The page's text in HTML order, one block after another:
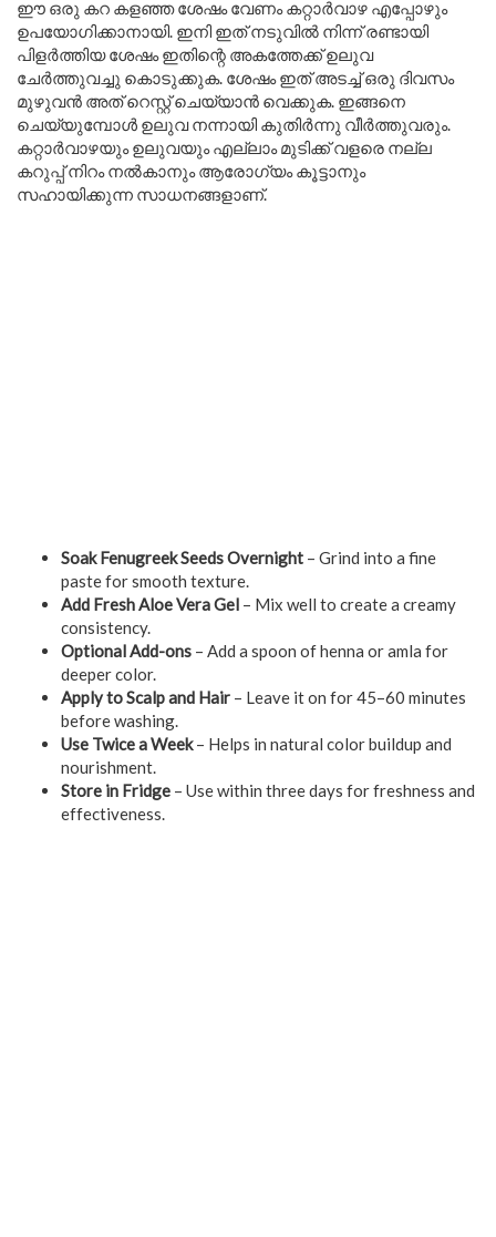
ഈ ഒരു കറ കളഞ്ഞ ശേഷം വേണം കറ്റാർവാഴ എപ്പോഴും
ഉപയോഗിക്കാനായി. ഇനി ഇത് നടുവിൽ നിന്ന് രണ്ടായി
പിളർത്തിയ ശേഷം ഇതിന്റെ അകത്തേക്ക് ഉലുവ
ചേർത്തുവച്ചു കൊടുക്കുക. ശേഷം ഇത് അടച്ച് ഒരു ദിവസം
മുഴുവൻ അത് റെസ്റ്റ് ചെയ്യാൻ വെക്കുക. ഇങ്ങനെ
ചെയ്യുമ്പോൾ ഉലുവ നന്നായി കുതിർന്നു വീർത്തുവരും.
കറ്റാർവാഴയും ഉലുവയും എല്ലാം മുടിക്ക് വളരെ നല്ല
കറുപ്പ് നിറം നൽകാനും ആരോഗ്യം കൂട്ടാനും
സഹായിക്കുന്ന സാധനങ്ങളാണ്.
Soak Fenugreek Seeds Overnight – Grind into a fine
paste for smooth texture.
Add Fresh Aloe Vera Gel – Mix well to create a creamy
consistency.
Optional Add-ons – Add a spoon of henna or amla for
deeper color.
Apply to Scalp and Hair – Leave it on for 45–60 minutes
before washing.
Use Twice a Week– Helps in natural color buildup and
nourishment.
Store in Fridge – Use within three days for freshness and
effectiveness.